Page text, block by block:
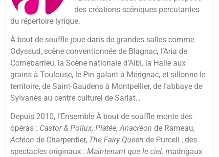
des créations scéniques percutantes
du répertoire lyrique.
À bout de souffle joue dans de grandes salles comme
Odyssud, scène conventionnée de Blagnac, l’Aria de
Cornebarrieu, la Scène nationale d’Albi, la Halle aux
grains à Toulouse, le Pin galant à Mérignac, et sillonne le
territoire, de Saint-Gaudens à Montpellier, de l’abbaye de
Sylvanès au centre culturel de Sarlat…
Depuis 2010, l’Ensemble À bout de souffle monte des
opéras : Castor & Pollux, Platée, Anacréon de Rameau,
Actéon de Charpentier, The Fairy Queen de Purcell ; des
spectacles originaux : Maintenant que le ciel, madrigaux